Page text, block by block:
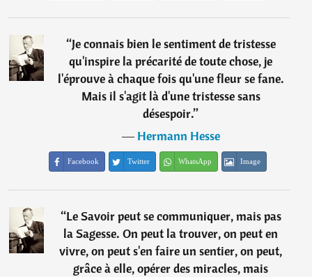
“Je connais bien le sentiment de tristesse
qu'inspire la précarité de toute chose, je
l'éprouve à chaque fois qu'une fleur se fane.
Mais il s'agit là d'une tristesse sans
désespoir.”
―Hermann Hesse
Facebook Twitter WhatsApp Image
“Le Savoir peut se communiquer, mais pas
la Sagesse. On peut la trouver, on peut en
vivre, on peut s'en faire un sentier, on peut,
grâce à elle, opérer des miracles, mais